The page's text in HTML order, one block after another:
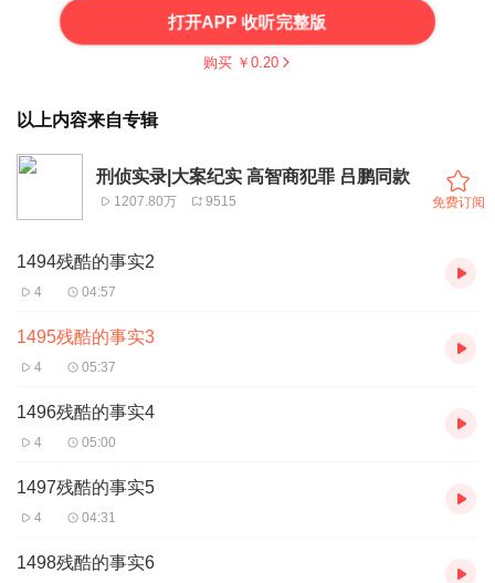
打开APP 收听完整版
购买 ￥ 0.20
以上内容来自专辑
刑侦实录|大案纪实 高智商犯罪 吕鹏同款
1207.80万 9515 免费订阅
1494残酷的事实2
4 04:57
1495残酷的事实3
4 05:37
1496残酷的事实4
4 05:00
1497残酷的事实5
4 04:31
1498残酷的事实6